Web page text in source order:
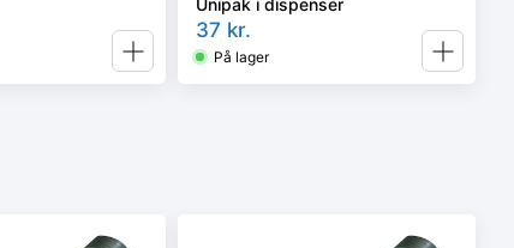
Unipak i dispenser
37 kr.
På lager